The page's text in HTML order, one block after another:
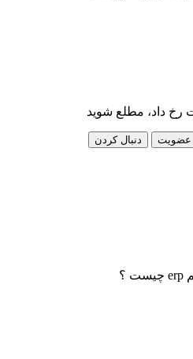
رخ داد، مطلع شوید
عضویت دنبال کردن
erp چیست ؟